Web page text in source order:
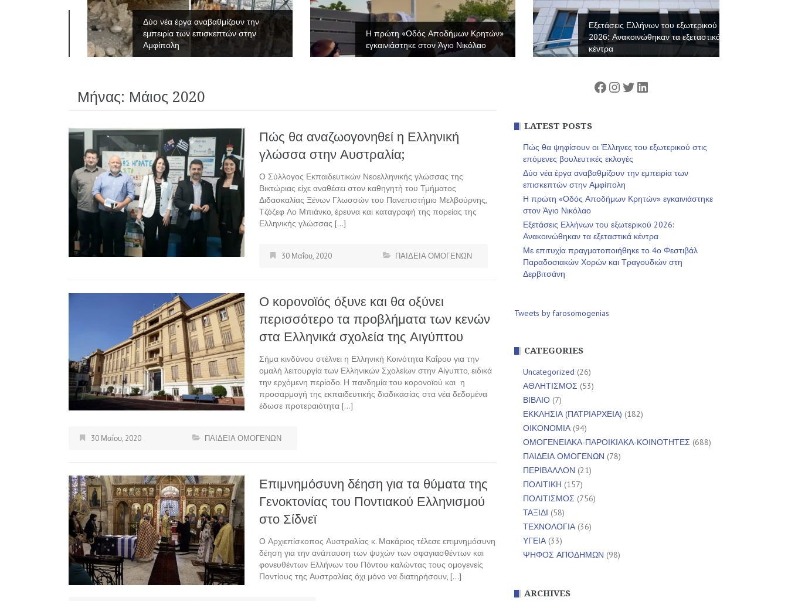
Δύο νέα έργα αναβαθμίζουν την
εμπειρία των επισκεπτών στην
Αμφίπολη
Η πρώτη «Οδός Αποδήμων Κρητών»
εγκαινιάστηκε στον Άγιο Νικόλαο
Εξετάσεις Ελλήνων του εξωτερικού
2026: Ανακοινώθηκαν τα εξεταστικά
κέντρα
Μήνας: Μάιος 2020
Πώς θα αναζωογονηθεί η Ελληνική
γλώσσα στην Αυστραλία;
Ο Σύλλογος Εκπαιδευτικών Νεοελληνικής γλώσσας της
Βικτώριας είχε αναθέσει στον καθηγητή του Τμήματος
Διδασκαλίας Ξένων Γλωσσών του Πανεπιστήμιο Μελβούρνης,
Τζόζεφ Λο Μπιάνκο, έρευνα και καταγραφή της πορείας της
Ελληνικής γλώσσας […]
30 Μαΐου, 2020 ΠΑΙΔΕΙΑ ΟΜΟΓΕΝΩΝ
Ο κορoνοϊός όξυνε και θα οξύνει
περισσότερο τα προβλήματα των κενών
στα Ελληνικά σχολεία της Αιγύπτου
Σήμα κινδύνου στέλνει η Ελληνική Κοινότητα Καΐρου για την
ομαλή λειτουργία των Ελληνικών Σχολείων στην Αίγυπτο, ειδικά
την ερχόμενη περίοδο. Η πανδημία του κορονοϊού και η
προσαρμογή της εκπαιδευτικής διαδικασίας στα νέα δεδομένα
έδωσε προτεραιότητα […]
30 Μαΐου, 2020 ΠΑΙΔΕΙΑ ΟΜΟΓΕΝΩΝ
Επιμνημόσυνη δέηση για τα θύματα της
Γενοκτονίας του Ποντιακού Ελληνισμού
στο Σίδνεϊ
Ο Αρχιεπίσκοπος Αυστραλίας κ. Μακάριος τέλεσε επιμνημόσυνη
δέηση για την ανάπαυση των ψυχών των σφαγιασθέντων και
φονευθέντων Ελλήνων του Πόντου καλώντας τους ομογενείς
Ποντίους της Αυστραλίας όχι μόνο να διατηρήσουν, […]
Facebook
Instagram
Twitter
Linkedin
LATEST POSTS
Πώς θα ψηφίσουν οι Έλληνες του εξωτερικού στις
επόμενες βουλευτικές εκλογές
Δύο νέα έργα αναβαθμίζουν την εμπειρία των
επισκεπτών στην Αμφίπολη
Η πρώτη «Οδός Αποδήμων Κρητών» εγκαινιάστηκε
στον Άγιο Νικόλαο
Εξετάσεις Ελλήνων του εξωτερικού 2026:
Ανακοινώθηκαν τα εξεταστικά κέντρα
Με επιτυχία πραγματοποιήθηκε το 4ο Φεστιβάλ
Παραδοσιακών Χορών και Τραγουδιών στη
Δερβιτσάνη
Tweets by farosomogenias
CATEGORIES
Uncategorized (26)
ΑΘΛΗΤΙΣΜΟΣ (53)
ΒΙΒΛΙΟ (7)
ΕΚΚΛΗΣΙΑ (ΠΑΤΡΙΑΡΧΕΙΑ) (182)
ΟΙΚΟΝΟΜΙΑ(94)
ΟΜΟΓΕΝΕΙΑΚΑ-ΠΑΡΟΙΚΙΑΚΑ-ΚΟΙΝΟΤΗΤΕΣ (688)
ΠΑΙΔΕΙΑ ΟΜΟΓΕΝΩΝ (78)
ΠΕΡΙΒΑΛΛΟΝ (21)
ΠΟΛΙΤΙΚΗ (157)
ΠΟΛΙΤΙΣΜΟΣ (756)
ΤΑΞΙΔΙ (58)
ΤΕΧΝΟΛΟΓΙΑ(36)
ΥΓΕΙΑ(33)
ΨΗΦΟΣ ΑΠΟΔΗΜΩΝ (98)
ARCHIVES